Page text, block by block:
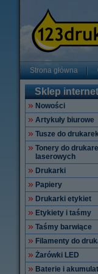
Strona główna
Sklep
Nowości
Artykuły biurowe
Tusze do
Tonery do
laserowych
Drukarki
Papiery
Drukarki etykiet
Etykiety i taśmy
Taśmy barwiące
Filamenty do
Żarówki LED
Baterie i